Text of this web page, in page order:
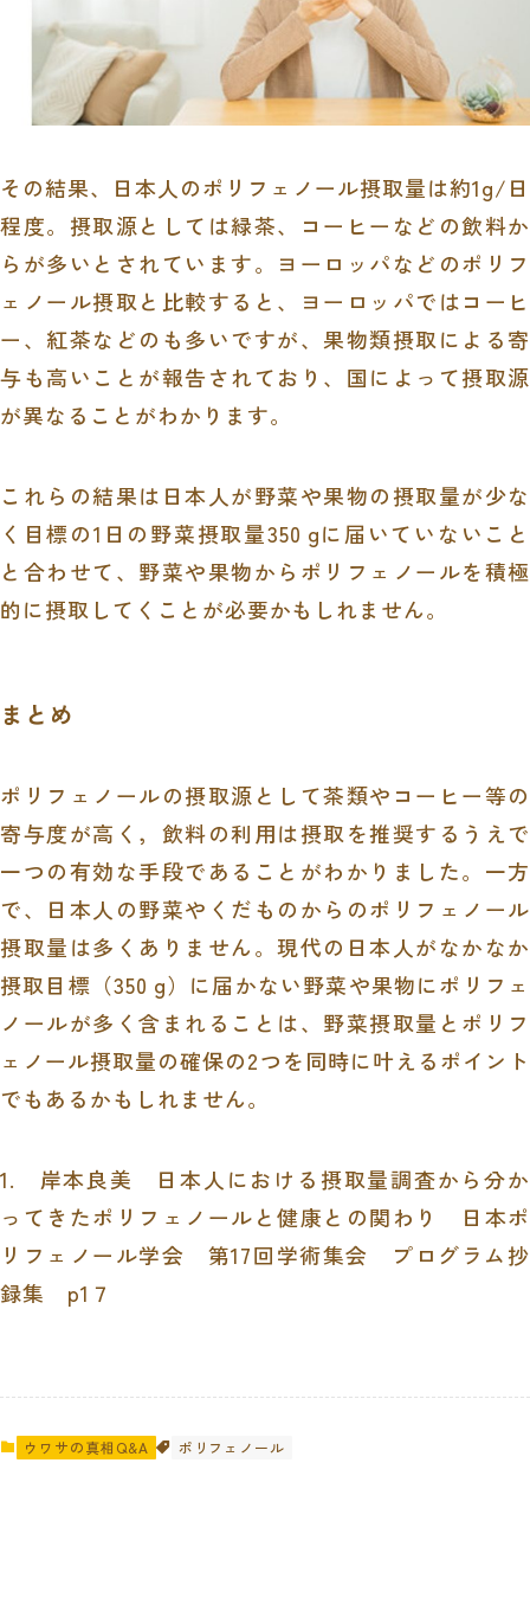
その結果、日本人のポリフェノール摂取量は約1g/日
程度。摂取源としては緑茶、コーヒーなどの飲料か
らが多いとされています。ヨーロッパなどのポリフ
ェノール摂取と比較すると、ヨーロッパではコーヒ
ー、紅茶などのも多いですが、果物類摂取による寄
与も高いことが報告されており、国によって摂取源
が異なることがわかります。
これらの結果は日本人が野菜や果物の摂取量が少な
く目標の1日の野菜摂取量350 gに届いていないこと
と合わせて、野菜や果物からポリフェノールを積極
的に摂取してくことが必要かもしれません。
まとめ
ポリフェノールの摂取源として茶類やコーヒー等の
寄与度が高く，飲料の利用は摂取を推奨するうえで
一つの有効な手段であることがわかりました。一方
で、日本人の野菜やくだものからのポリフェノール
摂取量は多くありません。現代の日本人がなかなか
摂取目標（350 g）に届かない野菜や果物にポリフェ
ノールが多く含まれることは、野菜摂取量とポリフ
ェノール摂取量の確保の2つを同時に叶えるポイント
でもあるかもしれません。
1. 岸本良美 日本人における摂取量調査から分か
ってきたポリフェノールと健康との関わり 日本ポ
リフェノール学会 第17回学術集会 プログラム抄
録集 p1７
ウワサの真相Q&A ポリフェノール